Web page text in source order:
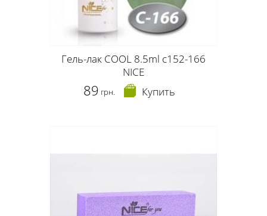
Гель-лак COOL 8.5ml c152-166
NICE
89 грн. Купить